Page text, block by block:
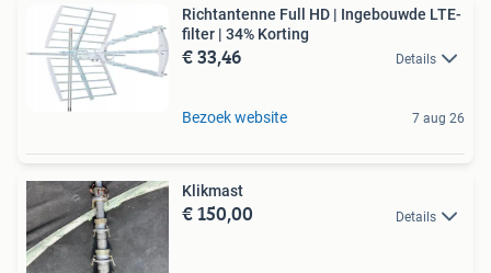
Richtantenne Full HD | Ingebouwde LTE-
filter | 34% Korting
€ 33,46 Details
Bezoek website 7 aug 26
Klikmast
€ 150,00 Details